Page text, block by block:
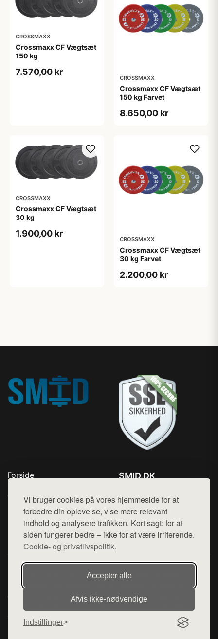
Vi bruger cookies på vores hjemmeside for at
forbedre din oplevelse, vise mere relevant
indhold og analysere trafikken. Kort sagt: for at
siden fungerer bedre – ikke for at være irriterende.
Cookie- og privatlivspolitik.
Accepter alle
Afvis ikke‑nødvendige
Indstillinger
CROSSMAXX
Crossmaxx CF Vægtsæt
150 kg
7.570,00 kr
CROSSMAXX
Crossmaxx CF Vægtsæt
150 kg Farvet
8.650,00 kr
CROSSMAXX
Crossmaxx CF Vægtsæt
30 kg
1.900,00 kr
CROSSMAXX
Crossmaxx CF Vægtsæt
30 kg Farvet
2.200,00 kr
Forside
Top Rabatter
Kontakt
SMID.DK
Mail: hej@want.dk
Cookie- og privatlivspolitik
Denne side er en del af want.dk, der udgiver en række
hjemmesider med præsentation af forskellige produkter fra
diverse webshops. Der sælges ikke varer fra denne side - vi
henviser til de shops, som sælger varen. Vi har heller ikke
varerne på lager.